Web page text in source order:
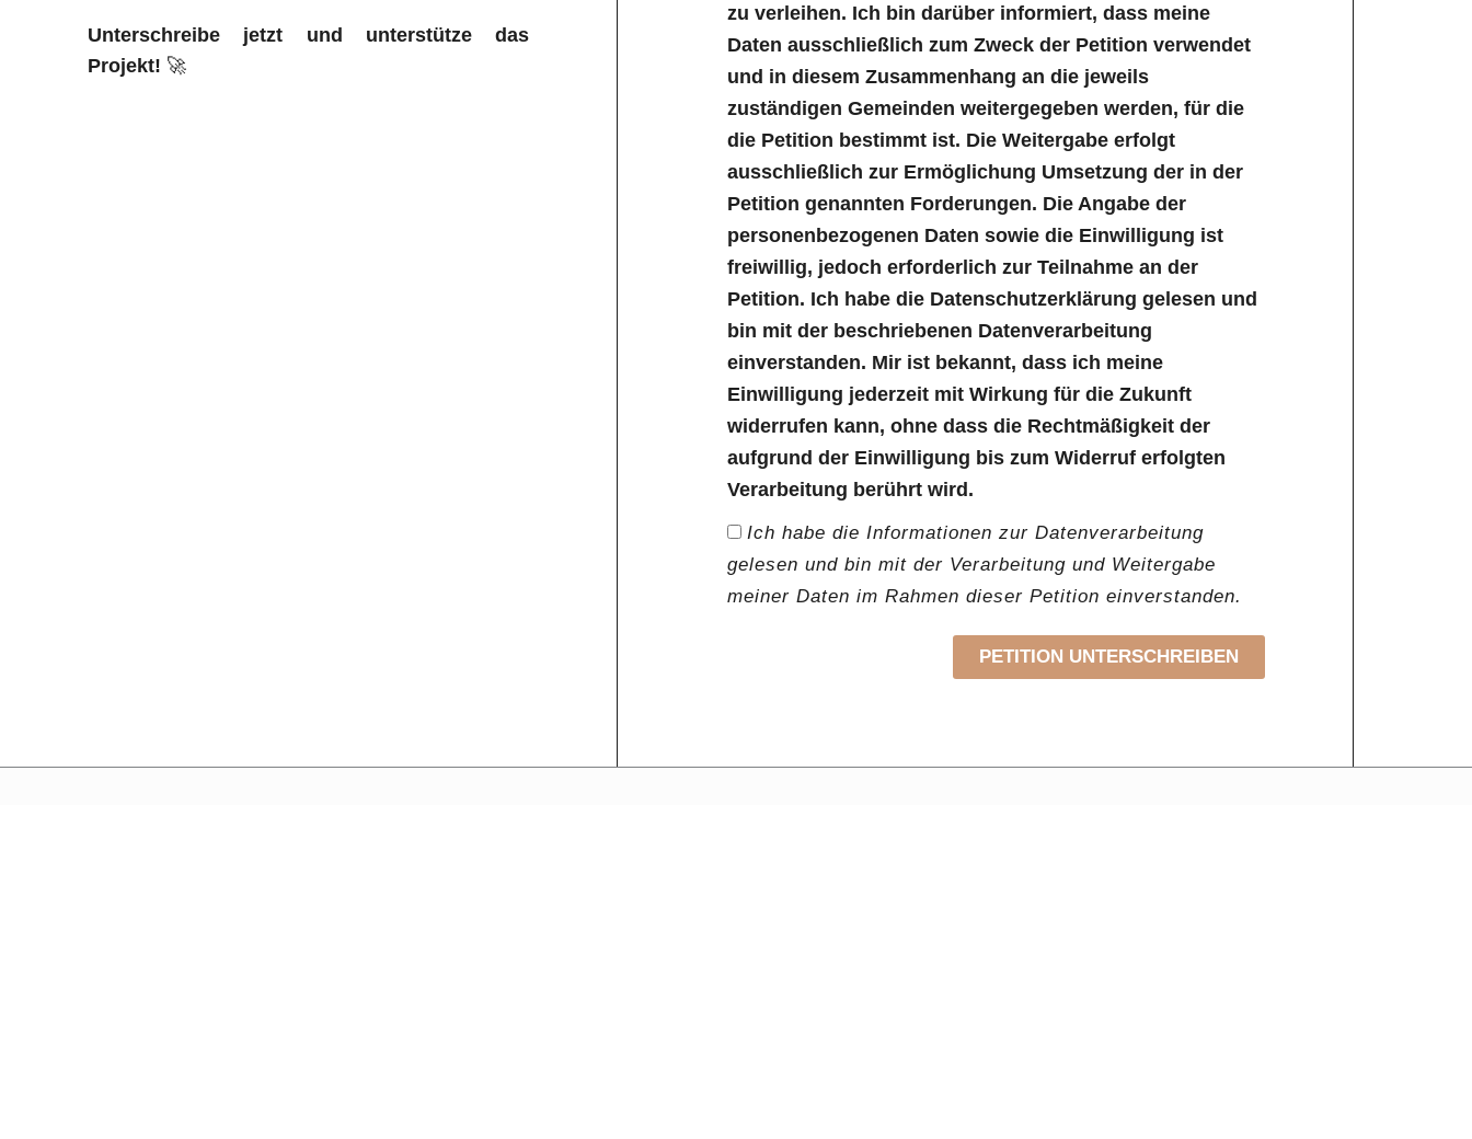
Unterschreibe jetzt und unterstütze das
Projekt! 🚀
zu verleihen. Ich bin darüber informiert, dass meine
Daten ausschließlich zum Zweck der Petition verwendet
und in diesem Zusammenhang an die jeweils
zuständigen Gemeinden weitergegeben werden, für die
die Petition bestimmt ist. Die Weitergabe erfolgt
ausschließlich zur Ermöglichung Umsetzung der in der
Petition genannten Forderungen. Die Angabe der
personenbezogenen Daten sowie die Einwilligung ist
freiwillig, jedoch erforderlich zur Teilnahme an der
Petition. Ich habe die Datenschutzerklärung gelesen und
bin mit der beschriebenen Datenverarbeitung
einverstanden. Mir ist bekannt, dass ich meine
Einwilligung jederzeit mit Wirkung für die Zukunft
widerrufen kann, ohne dass die Rechtmäßigkeit der
aufgrund der Einwilligung bis zum Widerruf erfolgten
Verarbeitung berührt wird.
Ich habe die Informationen zur Datenverarbeitung
gelesen und bin mit der Verarbeitung und Weitergabe
meiner Daten im Rahmen dieser Petition einverstanden.
PETITION UNTERSCHREIBEN